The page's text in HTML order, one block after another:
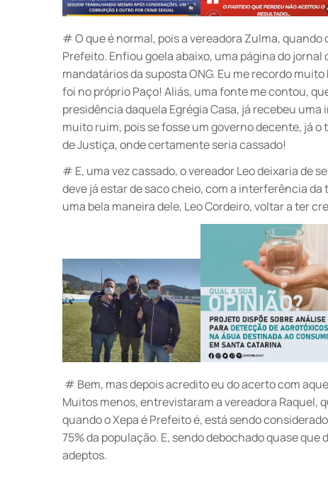
# O que é normal, pois a vereadora Zulma, quando
Prefeito. Enfiou goela abaixo, uma página do jornal
mandatários da suposta ONG. Eu me recordo muito
foi no próprio Paço! Aliás, uma fonte me contou,
presidência daquela Egrégia Casa, já recebeu
muito ruim, pois se fosse um governo decente, já
de Justiça, onde certamente seria cassado!
# E, uma vez cassado, o vereador Leo deixaria de
deve já estar de saco cheio, com a interferência
uma bela maneira dele, Leo Cordeiro, voltar a ter
# Bem, mas depois acredito eu do acerto com
Muitos menos, entrevistaram a vereadora Raquel,
quando o Xepa é Prefeito é, está sendo
75% da população. E, sendo debochado quase
adeptos.